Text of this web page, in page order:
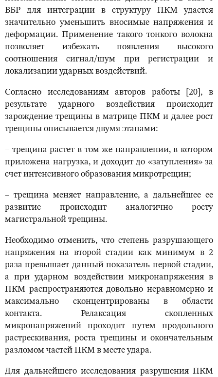
ВБР для интеграции в структуру ПКМ удается
значительно уменьшить вносимые напряжения и
деформации. Применение такого тонкого волокна
позволяет избежать появления высокого
соотношения сигнал/шум при регистрации и
локализации ударных воздействий.
Согласно исследованиям авторов работы [20], в
результате ударного воздействия происходит
зарождение трещины в матрице ПКМ и далее рост
трещины описывается двумя этапами:
– трещина растет в том же направлении, в котором
приложена нагрузка, и доходит до «затупления» за
счет интенсивного образования микротрещин;
– трещина меняет направление, а дальнейшее ее
развитие происходит аналогично росту
магистральной трещины.
Необходимо отменить, что степень разрушающего
напряжения на второй стадии как минимум в 2
раза превышает данный показатель первой стадии,
а при ударном воздействии микронапряжения в
ПКМ распространяются довольно неравномерно и
максимально сконцентрированы в области
контакта. Релаксация скопленных
микронапряжений проходит путем продольного
растрескивания, роста трещины и окончательным
разломом частей ПКМ в месте удара.
Для дальнейшего исследования разрушения ПКМ